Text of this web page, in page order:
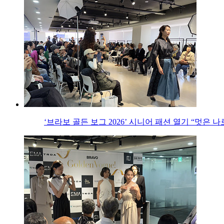
‘브라보 골든 보그 2026’ 시니어 패션 열기 “멋은 나